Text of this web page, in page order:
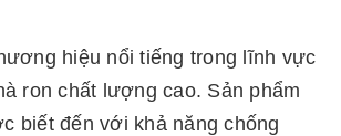
hiệu nổi tiếng trong lĩnh vực
ron chất lượng cao. Sản phẩm
biết đến với khả năng chống